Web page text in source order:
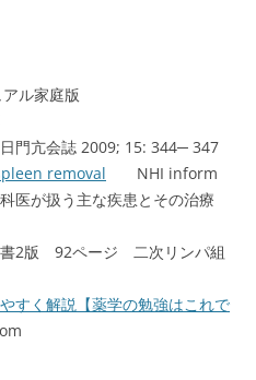
ル家庭版
門亢会誌 2009; 15: 344─ 347
removal NHI inform
医が扱う主な疾患とその治療
書2版 92ページ 二次リンパ組
すく解説【薬学の勉強はこれで